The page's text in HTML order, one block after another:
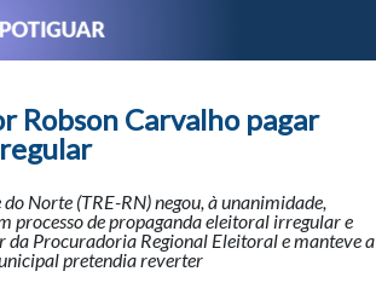
Robson Carvalho pagar
Norte (TRE-RN) negou, à unanimidade,
processo de propaganda eleitoral irregular e
Procuradoria Regional Eleitoral e manteve a
pretendia reverter